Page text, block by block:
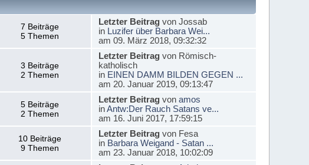
7 Beiträge
5 Themen
Letzter Beitragvon Jossab
in Luzifer über Barbara Wei...
am 09. März 2018, 09:32:32
3 Beiträge
2 Themen
Letzter Beitragvon Römisch-
katholisch
in EINEN DAMM BILDEN GEGEN ...
am 20. Januar 2019, 09:13:47
5 Beiträge
2 Themen
Letzter Beitragvon amos
inAntw:Der Rauch Satans ve...
am 16. Juni 2017, 17:59:15
10 Beiträge
9 Themen
Letzter Beitragvon Fesa
in Barbara Weigand - Satan ...
am 23. Januar 2018, 10:02:09